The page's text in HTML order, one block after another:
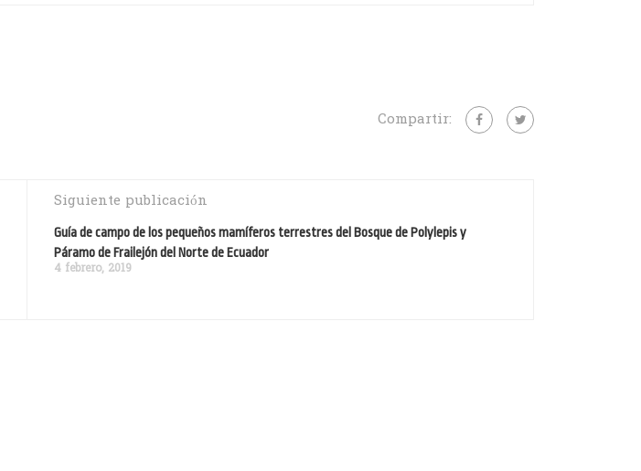
Compartir:
Siguiente publicación
Guía de campo de los pequeños mamíferos terrestres del Bosque de Polylepis y
Páramo de Frailejón del Norte de Ecuador
4 febrero, 2019